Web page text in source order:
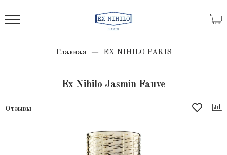
Главная EX NIHILO PARIS
Ex Nihilo Jasmin Fauve
Отзывы